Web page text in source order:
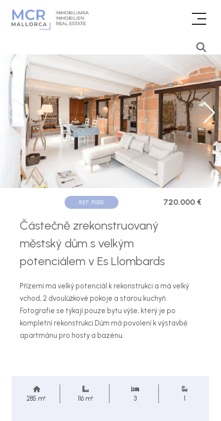
REF. P1335 720.000 €
Částečně zrekonstruovaný
městský dům s velkým
potenciálem v Es Llombards
Přízemí má velký potenciál k rekonstrukci a má velký
vchod, 2 dvoulůžkové pokoje a starou kuchyň.
Fotografie se týkají pouze bytu výše, který je po
kompletní rekonstrukci.Dům má povolení k výstavbě
apartmánu pro hosty a bazénu.
285 m² 116 m² 3 1